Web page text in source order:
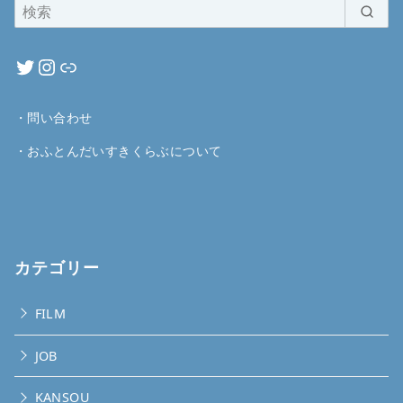
・ 問い合わせ
・ おふとんだいすきくらぶについて
カテゴリー
FILM
JOB
KANSOU